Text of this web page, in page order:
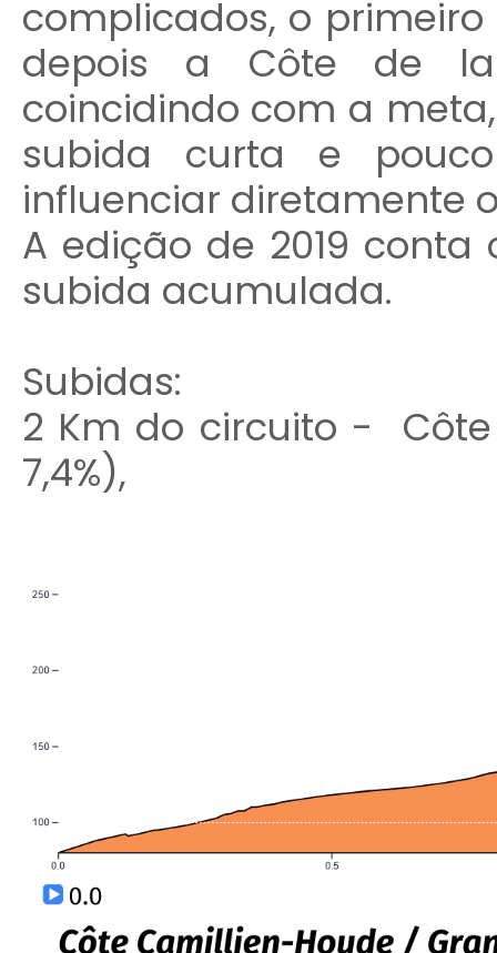
complicados, o
depois a Côte de
coincidindo com a
subida curta e
influenciar diretamente
A edição de 2019
subida acumulada.
Subidas:
2 Km do circuito -
7,4%),